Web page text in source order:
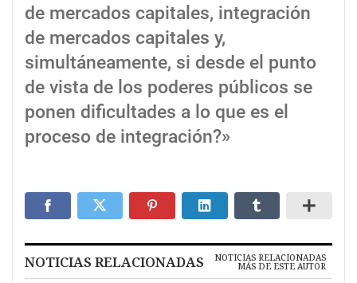
de mercados capitales, integración
de mercados capitales y,
simultáneamente, si desde el punto
de vista de los poderes públicos se
ponen dificultades a lo que es el
proceso de integración?»
NOTICIAS RELACIONADAS NOTICIAS RELACIONADAS
MÁS DE ESTE AUTOR